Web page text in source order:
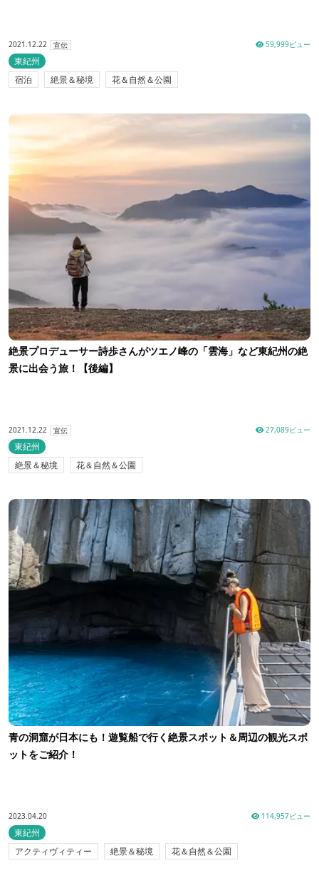
2021.12.22 宣伝 59,999ビュー
東紀州
宿泊
絶景＆秘境 花＆自然＆公園
絶景プロデューサー詩歩さんがツエノ峰の「雲海」など東紀州の絶
景に出会う旅！【後編】
2021.12.22 宣伝 27,089ビュー
東紀州
絶景＆秘境
花＆自然＆公園
青の洞窟が日本にも！遊覧船で行く絶景スポット＆周辺の観光スポ
ットをご紹介！
2023.04.20 114,957ビュー
東紀州
アクティヴィティー
絶景＆秘境 花＆自然＆公園